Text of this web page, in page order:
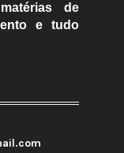
de
e tudo